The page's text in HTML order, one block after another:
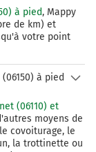
à pied, Mappy
de km) et
votre point
à pied
(06110) et
moyens de
covoiturage, le
la trottinette ou